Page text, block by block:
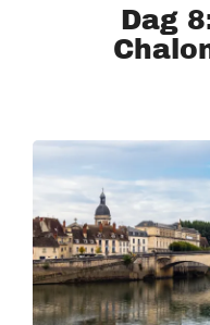
Dag